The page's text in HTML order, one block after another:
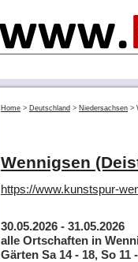
Home > Deutschland > Niedersachsen >
Wennigsen
https://www.kunstspur-
30.05.2026 - 31.05.2026
alle Ortschaften in
Gärten Sa 14 - 18, So 11